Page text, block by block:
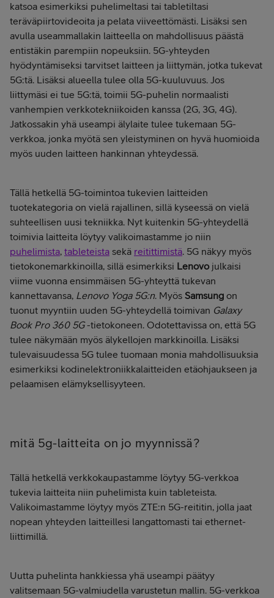
katsoa esimerkiksi puhelimeltasi tai tabletiltasi
teräväpiirtovideoita ja pelata viiveettömästi. Lisäksi sen
avulla useammallakin laitteella on mahdollisuus päästä
entistäkin parempiin nopeuksiin. 5G-yhteyden
hyödyntämiseksi tarvitset laitteen ja liittymän, jotka tukevat
5G:tä. Lisäksi alueella tulee olla 5G-kuuluvuus. Jos
liittymäsi ei tue 5G:tä, toimii 5G-puhelin normaalisti
vanhempien verkkotekniikoiden kanssa (2G, 3G, 4G).
Jatkossakin yhä useampi älylaite tulee tukemaan 5G-
verkkoa, jonka myötä sen yleistyminen on hyvä huomioida
myös uuden laitteen hankinnan yhteydessä.
Tällä hetkellä 5G-toimintoa tukevien laitteiden
tuotekategoria on vielä rajallinen, sillä kyseessä on vielä
suhteellisen uusi tekniikka. Nyt kuitenkin 5G-yhteydellä
toimivia laitteita löytyy valikoimastamme jo niin
puhelimista, tableteista sekä reitittimistä. 5G näkyy myös
tietokonemarkkinoilla, sillä esimerkiksi Lenovojulkaisi
viime vuonna ensimmäisen 5G-yhteyttä tukevan
kannettavansa, Lenovo Yoga 5G:n. Myös Samsung on
tuonut myyntiin uuden 5G-yhteydellä toimivan Galaxy
Book Pro 360 5G-tietokoneen. Odotettavissa on, että 5G
tulee näkymään myös älykellojen markkinoilla. Lisäksi
tulevaisuudessa 5G tulee tuomaan monia mahdollisuuksia
esimerkiksi kodinelektroniikkalaitteiden etäohjaukseen ja
pelaamisen elämyksellisyyteen.
mitä 5g-laitteita on jo myynnissä?
Tällä hetkellä verkkokaupastamme löytyy 5G-verkkoa
tukevia laitteita niin puhelimista kuin tableteista.
Valikoimastamme löytyy myös ZTE:n 5G-reititin, jolla jaat
nopean yhteyden laitteillesi langattomasti tai ethernet-
liittimillä.
Uutta puhelinta hankkiessa yhä useampi päätyy
valitsemaan 5G-valmiudella varustetun mallin. 5G-verkkoa